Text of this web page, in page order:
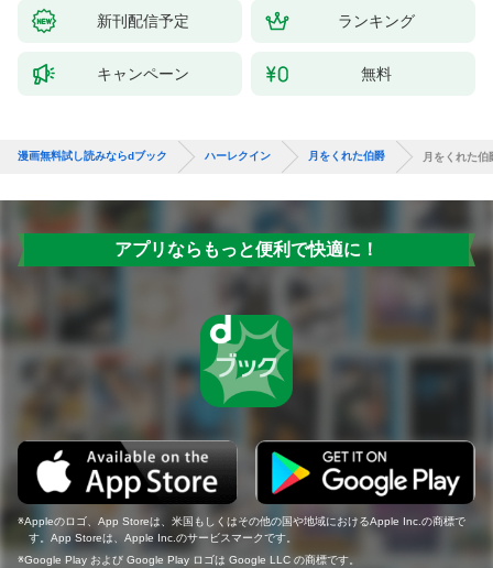
新刊配信予定 ランキング
キャンペーン 無料
漫画無料試し読みならdブック ハーレクイン 月をくれた伯爵 月をくれた伯
アプリならもっと便利で快適に！
Appleのロゴ、App Storeは、米国もしくはその他の国や地域におけるApple Inc.の商標で
す。App Storeは、Apple Inc.のサービスマークです。
Google Play および Google Play ロゴは Google LLC の商標です。